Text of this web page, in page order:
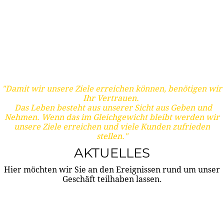
"Damit wir unsere Ziele erreichen können, benötigen wir
Ihr Vertrauen.
Das Leben besteht aus unserer Sicht aus Geben und
Nehmen. Wenn das im Gleichgewicht bleibt werden wir
unsere Ziele erreichen und viele Kunden zufrieden
stellen."
AKTUELLES
Hier möchten wir Sie an den Ereignissen rund um unser
Geschäft teilhaben lassen.